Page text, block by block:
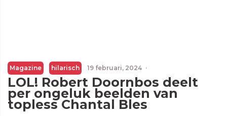
Magazine hilarisch 19 februari, 2024 ·
LOL! Robert Doornbos deelt
per ongeluk beelden van
topless Chantal Bles